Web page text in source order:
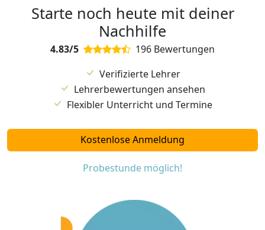
Starte noch heute mit deiner
Nachhilfe
4.83/5
196 Bewertungen
Verifizierte Lehrer
Lehrerbewertungen ansehen
Flexibler Unterricht und Termine
Kostenlose Anmeldung
Probestunde möglich!